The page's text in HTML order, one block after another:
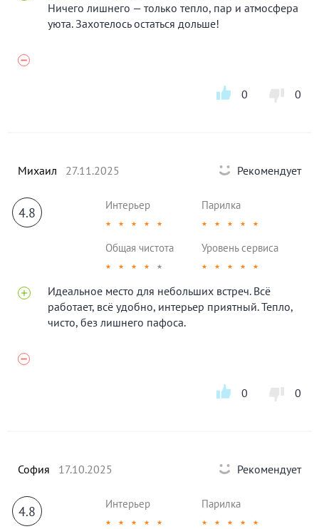
Ничего лишнего — только тепло, пар и атмосфера
уюта. Захотелось остаться дольше!
0 0
Михаил 27.11.2025 Рекомендует
4.8 Интерьер
★ ★ ★ ★ ★
Парилка
★ ★ ★ ★ ★
Общая чистота
★ ★ ★ ★ ★
Уровень сервиса
★ ★ ★ ★ ★
Идеальное место для небольших встреч. Всё
работает, всё удобно, интерьер приятный. Тепло,
чисто, без лишнего пафоса.
0 0
София 17.10.2025 Рекомендует
4.8 Интерьер
★ ★ ★ ★ ★
Парилка
★ ★ ★ ★ ★